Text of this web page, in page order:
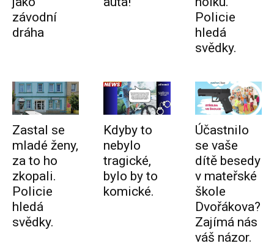
závodní
dráha
Policie
hledá
svědky.
Zastal se
mladé ženy,
za to ho
zkopali.
Policie
hledá
svědky.
Kdyby to
nebylo
tragické,
bylo by to
komické.
Účastnilo
se vaše
dítě besedy
v mateřské
škole
Dvořákova?
Zajímá nás
váš názor.